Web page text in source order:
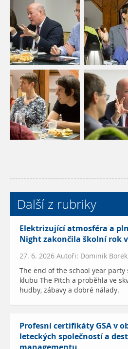
Další z rubriky
Elektrizující atmosféra a
Night zakončila školní rok
27. 6. 2026 Autoři: Dominik
The end of the school year party
klubu The Pitch a proběhla ve
hudby, zábavy a dobré nálady.
Profesní certifikáty GSA v
leteckých společností a